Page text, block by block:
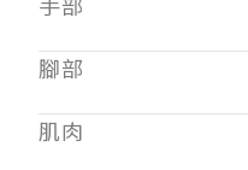
腳部
肌肉
會審核通過後即通知您
【會費】
個人會員:
入會費新臺幣1200元
費1200元，於每年度繳